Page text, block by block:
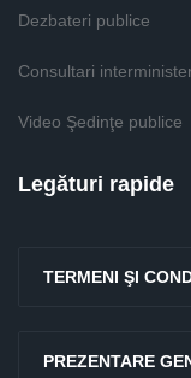
Dezbateri publice
Consultari
Video Şedinţe publice
Legături rapide
TERMENI ŞI
PREZENTARE